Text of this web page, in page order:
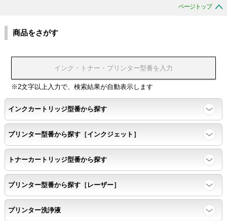
色同士のにじみがないこと。
浸透性
浸透性テスト用のサンプルを印刷する。
任意の色を背景として使用し、
背景と違う色で8号サイズのArialフォントで
鮮明に印刷できること。
速乾性
互換性テストサンプルを5ページ連続印刷する。
ページトップ
商品をさがす
※2文字以上入力で、検索結果が自動表示します
インクカートリッジ型番から探す
プリンター型番から探す［インクジェット］
トナーカートリッジ型番から探す
プリンター型番から探す［レーザー］
プリンター洗浄液